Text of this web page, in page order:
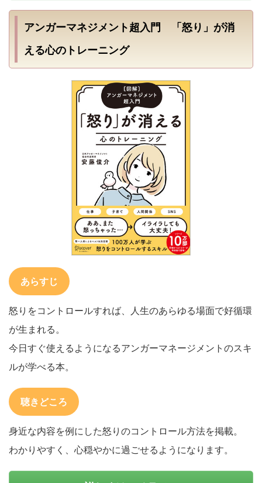
アンガーマネジメント超入門 「怒り」が消
える心のトレーニング
あらすじ
怒りをコントロールすれば、人生のあらゆる場面で好循環
が生まれる。
今日すぐ使えるようになるアンガーマネージメントのスキ
ルが学べる本。
聴きどころ
身近な内容を例にした怒りのコントロール方法を掲載。
わかりやすく、心穏やかに過ごせるようになります。